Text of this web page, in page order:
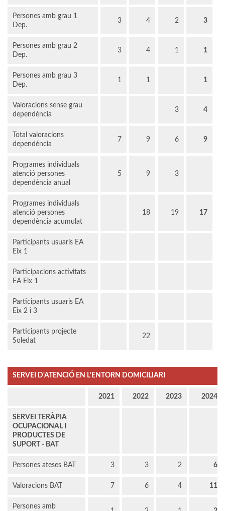
Persones amb grau 1
Dep.
3 4 2 3
Persones amb grau 2
Dep.
3 4 1 1
Persones amb grau 3
Dep.
1 1 1
Valoracions sense grau
dependència
3 4
Total valoracions
dependència
7 9 6 9
Programes individuals
atenció persones
dependència anual
5 9 3
Programes individuals
atenció persones
dependència acumulat
18 19 17
Participants usuaris EA
Eix 1
Participacions activitats
EA Eix 1
Participants usuaris EA
Eix 2 i 3
Participants projecte
Soledat
22
SERVEI D'ATENCIÓ EN L'ENTORN DOMICILIARI
2021 2022 2023 2024
SERVEI TERÀPIA
OCUPACIONAL I
PRODUCTES DE
SUPORT - BAT
Persones ateses BAT 3 3 2 6
Valoracions BAT 7 6 4 11
Persones amb